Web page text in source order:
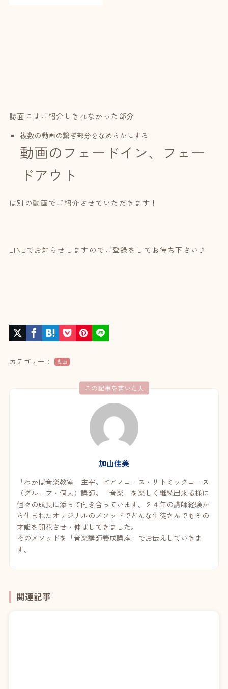
誌面にはご紹介しきれなかった部分
複数の動画の繋ぎ部分をなめらかにする
動画のフェードイン、フェー
ドアウト
は別の動画でご紹介させていただきます！
LINEでお知らせしますのでご登録をしてお待ち下さい♪
カテゴリー： 動画
この記事を書いた人
加山佳美
「わかば音楽教室」主宰。ピアノコース・リトミックコース
（グループ・個人）講師。「音楽」を楽しく継続出来る様に
個々の成長に添って向き合っています。２４年の講師経験か
ら生まれたオリジナルのメソッドでどんな生徒さんでもその
才能を開花させ・伸ばしてきました。
そのメソッドを「音楽講師養成講座」でお伝えしていきま
す。
関連記事